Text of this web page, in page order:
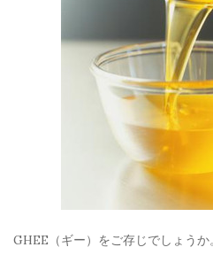
GHEE（ギー）をご存じでしょうか。